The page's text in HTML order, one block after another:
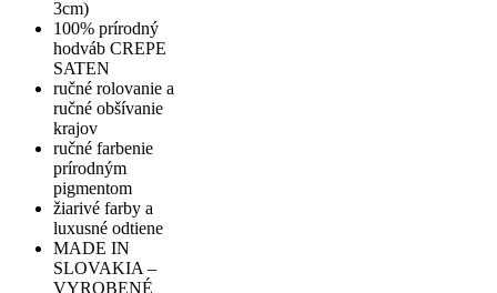
3cm)
100% prírodný
hodváb CREPE
SATEN
ručné rolovanie a
ručné obšívanie
krajov
ručné farbenie
prírodným
pigmentom
žiarivé farby a
luxusné odtiene
MADE IN
SLOVAKIA –
VYROBENÉ